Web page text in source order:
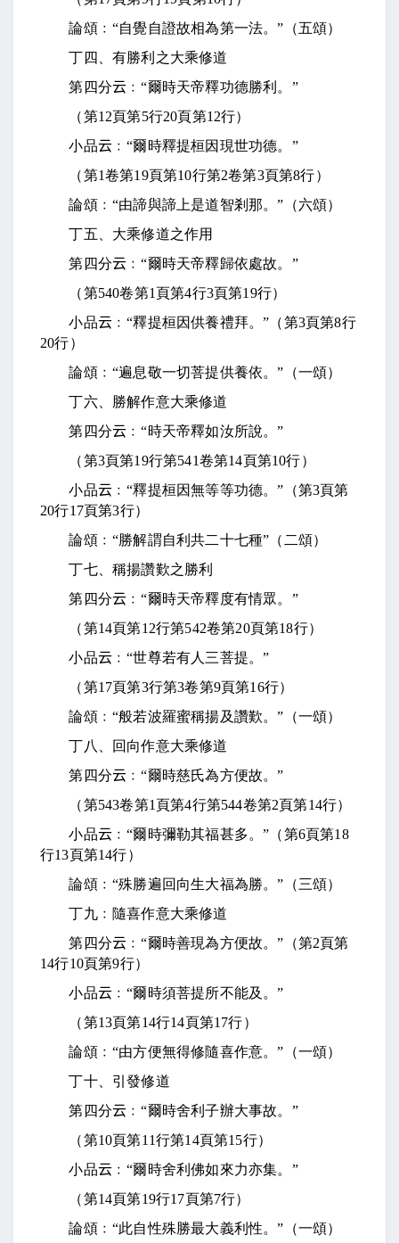
論頌﹕“自覺自證故相為第一法。”（五頌）
丁四、有勝利之大乘修道
第四分云 ﹕“爾時天帝釋功德勝利。”
（第12頁第5行20頁第12行）
小品云 ﹕“爾時釋提桓因現世功德。”
（第1卷第19頁第10行第2卷第3頁第8行）
論頌﹕“由諦與諦上是道智剎那。”（六頌）
丁五、大乘修道之作用
第四分云 ﹕“爾時天帝釋歸依處故。”
（第540卷第1 頁第4行3頁第19行）
小品云 ﹕“釋提桓因供養禮拜。”（第3頁第8行
20行）
論頌﹕“遍息敬一切菩提供養依。”（一頌）
丁六、勝解作意大乘修道
第四分云 ﹕“時天帝釋如汝所說。”
（第3頁第19行第541卷第14頁第10行）
小品云 ﹕“釋提桓因無等等功德。”（第3頁第
20行17頁第3行）
論頌﹕“勝解謂自利共二十七種”（二頌）
丁七、稱揚讚歎之勝利
第四分云 ﹕“爾時天帝釋度有情眾。”
（第14頁第12行第542卷第20頁第18行）
小品云 ﹕“世尊若有人三菩提。”
（第17頁第3行第3卷第9頁第16行）
論頌﹕“般若波羅蜜稱揚及讚歎。”（一頌）
丁八、回向作意大乘修道
第四分云 ﹕“爾時慈氏為方便故。”
（第543卷第1 頁第4行第544卷第2頁第14行）
小品云 ﹕“爾時彌勒其福甚多。”（第6頁第18
行13頁第14行）
論頌﹕“殊勝遍回向生大福為勝。”（三頌）
丁九﹕隨喜作意大乘修道
第四分云 ﹕“爾時善現為方便故。”（第2頁第
14行10頁第9行）
小品云 ﹕“爾時須菩提所不能及。”
（第13頁第14行14頁第17行）
論頌﹕“由方便無得修隨喜作意。”（一頌）
丁十、引發修道
第四分云 ﹕“爾時舍利子辦大事故。”
（第10頁第11行第14頁第15行）
小品云 ﹕“爾時舍利佛如來力亦集。”
（第14頁第19行17頁第7行）
論頌﹕“此自性殊勝最大義利性。”（一頌）